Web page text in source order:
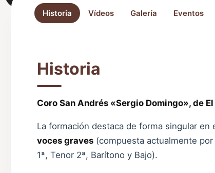
Historia Vídeos Galería Eventos
Historia
Coro San Andrés «Sergio Domingo», de
La formación destaca de forma singular
voces graves (compuesta actualmente
1ª, Tenor 2ª, Barítono y Bajo).